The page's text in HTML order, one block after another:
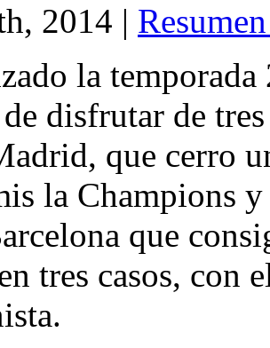
2014 |
la
disfrutar de
que cerro
la Champions
que
tres casos,